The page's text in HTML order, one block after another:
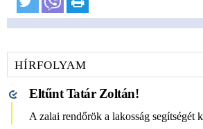
HÍRFOLYAM
Eltűnt Tatár Zoltán!
A zalai rendőrök a lakosság segítségét